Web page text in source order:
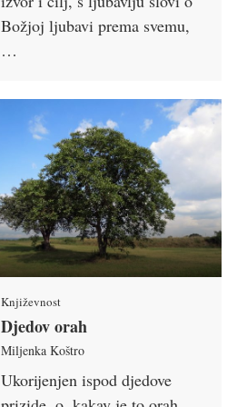
Božjoj ljubavi prema svemu,
…
Književnost
Djedov orah
Miljenka Koštro
Ukorijenjen ispod djedove